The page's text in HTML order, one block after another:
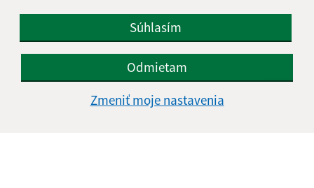
Súhlasím
Odmietam
Zmeniť moje nastavenia